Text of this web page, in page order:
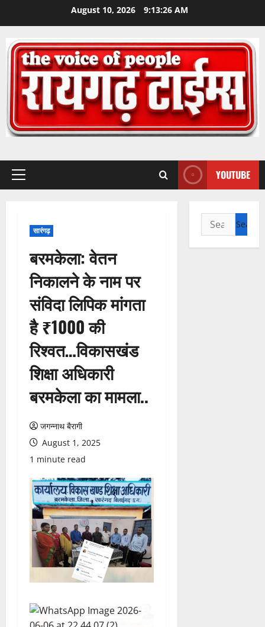
August 10, 2026 9:13:27 AM
Primary
YOUTUBE
सारंगढ़
बरमकेला: वेतन
निकालने के नाम पर
संविदा लिपिक मांगता
है ₹1000 की
रिश्वत…विकासखंड
शिक्षा अधिकारी
बरमकेला का मामला..
जगन्नाथ बैरागी
August 1, 2025
1 minute read
Search
for: